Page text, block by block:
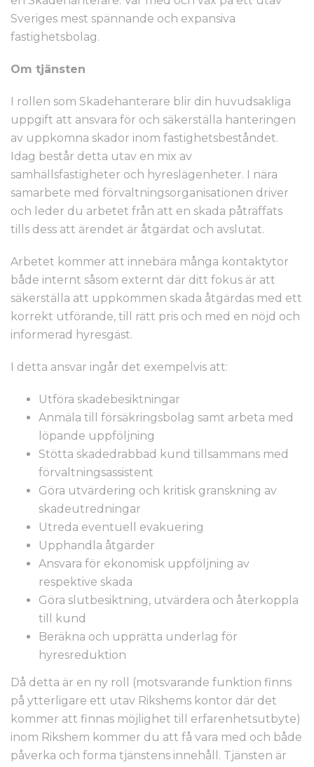
Sveriges mest spännande och expansiva
fastighetsbolag.
Om tjänsten
I rollen som Skadehanterare blir din huvudsakliga
uppgift att ansvara för och säkerställa hanteringen
av uppkomna skador inom fastighetsbeståndet.
Idag består detta utav en mix av
samhällsfastigheter och hyreslägenheter. I nära
samarbete med förvaltningsorganisationen driver
och leder du arbetet från att en skada påträffats
tills dess att ärendet är åtgärdat och avslutat.
Arbetet kommer att innebära många kontaktytor
både internt såsom externt där ditt fokus är att
säkerställa att uppkommen skada åtgärdas med ett
korrekt utförande, till rätt pris och med en nöjd och
informerad hyresgäst.
I detta ansvar ingår det exempelvis att:
Utföra skadebesiktningar
Anmäla till försäkringsbolag samt arbeta med
löpande uppföljning
Stötta skadedrabbad kund tillsammans med
förvaltningsassistent
Göra utvärdering och kritisk granskning av
skadeutredningar
Utreda eventuell evakuering
Upphandla åtgärder
Ansvara för ekonomisk uppföljning av
respektive skada
Göra slutbesiktning, utvärdera och återkoppla
till kund
Beräkna och upprätta underlag för
hyresreduktion
Då detta är en ny roll (motsvarande funktion finns
på ytterligare ett utav Rikshems kontor där det
kommer att finnas möjlighet till erfarenhetsutbyte)
inom Rikshem kommer du att få vara med och både
påverka och forma tjänstens innehåll. Tjänsten är